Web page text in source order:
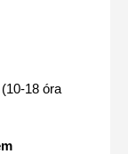
18 óra